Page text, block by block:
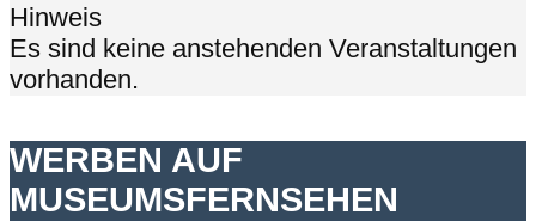
Hinweis
Es sind keine anstehenden Veranstaltungen
vorhanden.
WERBEN AUF
MUSEUMSFERNSEHEN